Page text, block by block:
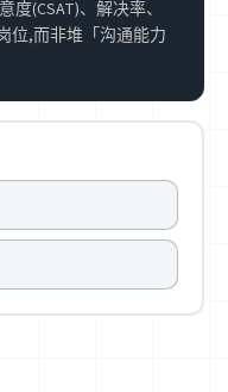
(CSAT)、解决率、
位,而非堆「沟通能力